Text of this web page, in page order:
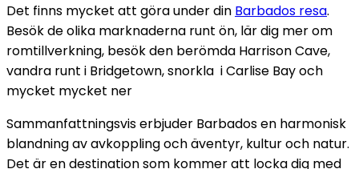
Det finns mycket att göra under din Barbados resa.
Besök de olika marknaderna runt ön, lär dig mer om
romtillverkning, besök den berömda Harrison Cave,
vandra runt i Bridgetown, snorkla i Carlise Bay och
mycket mycket ner
Sammanfattningsvis erbjuder Barbados en harmonisk
blandning av avkoppling och äventyr, kultur och natur.
Det är en destination som kommer att locka dig med